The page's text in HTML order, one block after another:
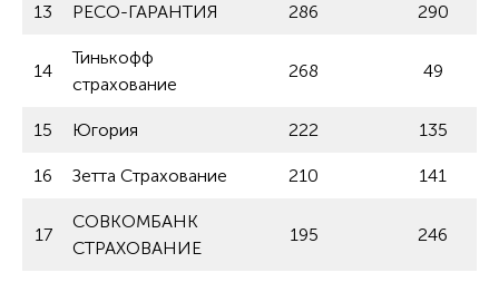
13 РЕСО-ГАРАНТИЯ 286 290
14
Тинькофф
страхование
268 49
15 Югория 222 135
16 Зетта Страхование 210 141
17
СОВКОМБАНК
СТРАХОВАНИЕ
195 246